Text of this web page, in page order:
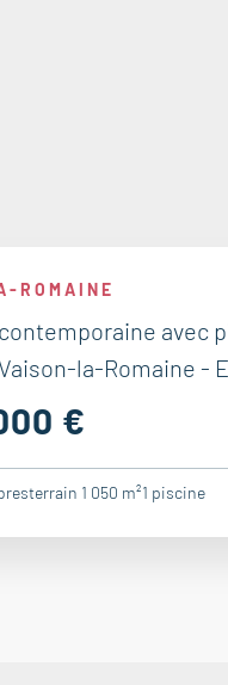
ROMAINE
avec
la-Romaine -
€
terrain 1 050 m²1 piscine